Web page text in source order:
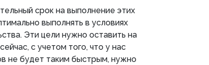
срок на выполнение этих
выполнять в условиях
Эти цели нужно оставить на
с учетом того, что у нас
не будет таким быстрым, нужно